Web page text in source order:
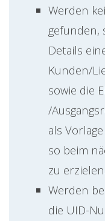
Werden
gefunden,
Details
Kunden/
sowie die
/
als
so beim
zu erzielen.
Werden
die UID-